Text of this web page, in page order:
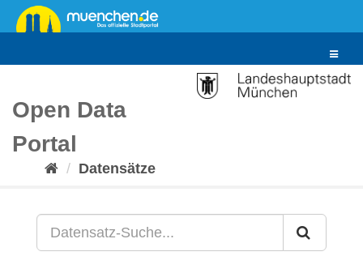
Überspringen
zum
Toggle
Open Data
Portal
Datensätze